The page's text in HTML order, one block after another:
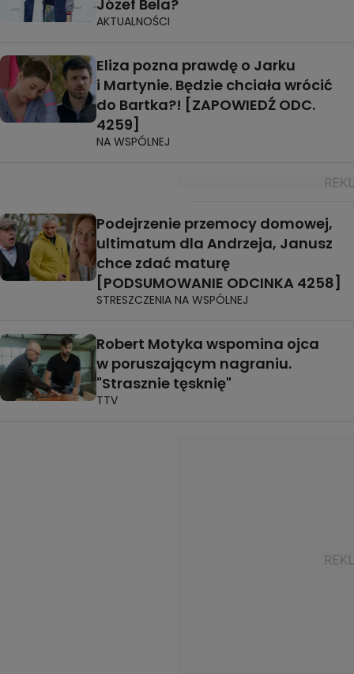
Józef Bela?
AKTUALNOŚCI
Eliza pozna prawdę o Jarku
i Martynie. Będzie chciała wrócić
do Bartka?! [ZAPOWIEDŹ ODC.
4259]
NA WSPÓLNEJ
Podejrzenie przemocy domowej,
ultimatum dla Andrzeja, Janusz
chce zdać maturę
[PODSUMOWANIE ODCINKA 4258]
STRESZCZENIA NA WSPÓLNEJ
Robert Motyka wspomina ojca
w poruszającym nagraniu.
"Strasznie tęsknię"
TTV